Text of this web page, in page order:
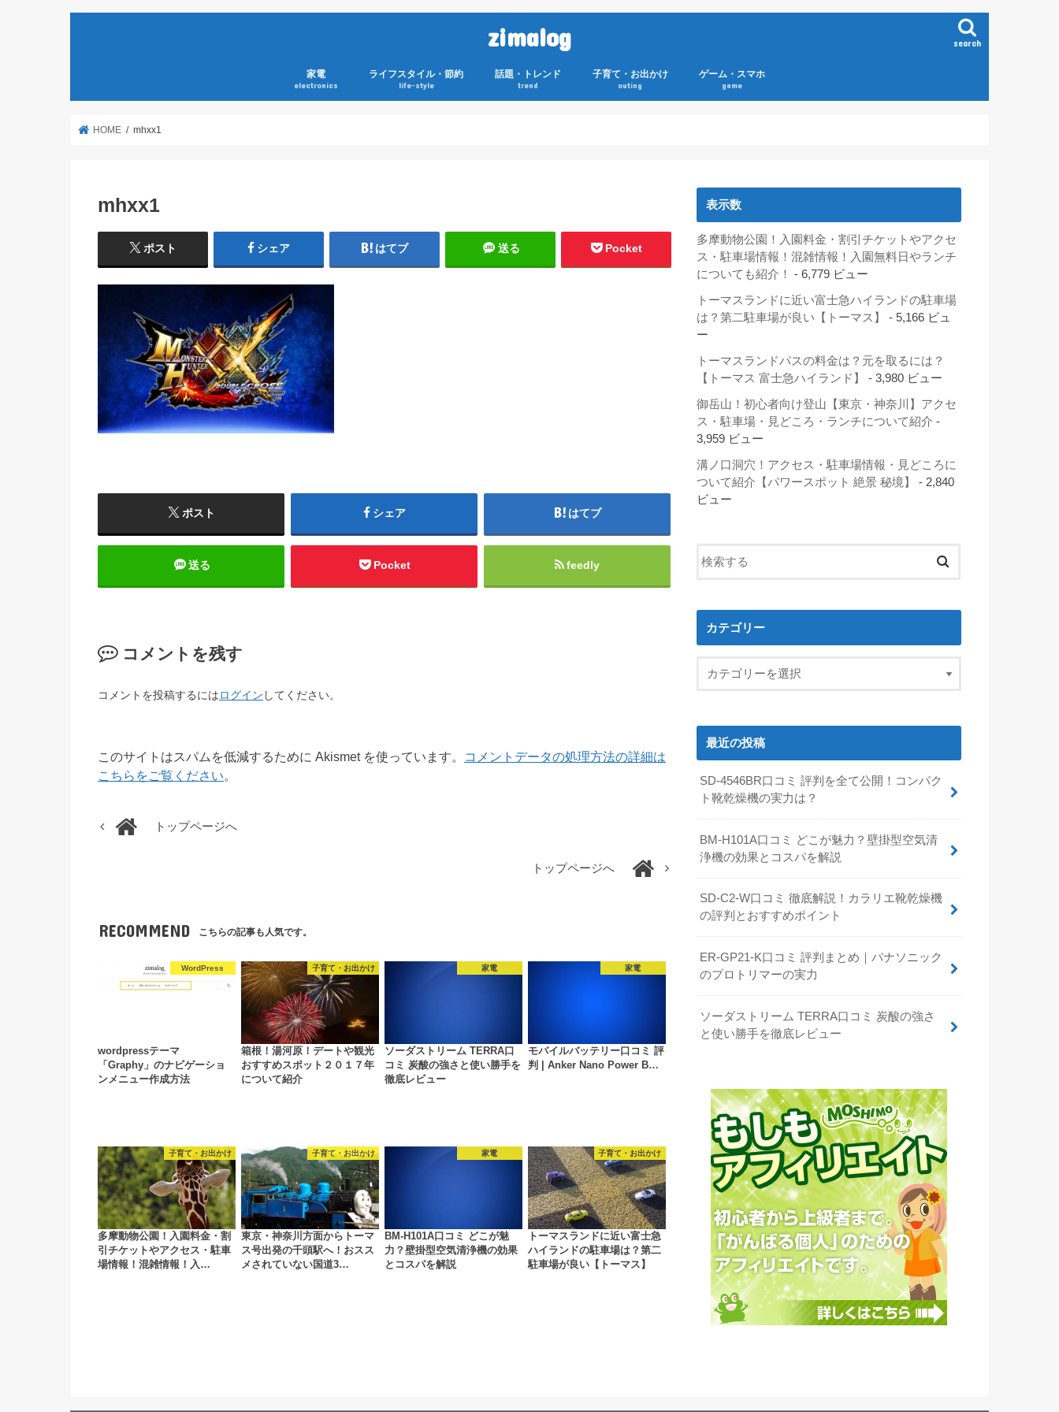
zimalog search
家電
electronics
ライフスタイル・節約
life-style
話題・トレンド
trend
子育て・お出かけ
outing
ゲーム・スマホ
game
HOME mhxx1
mhxx1
ポスト シェア はてブ 送る Pocket
ポスト シェア はてブ
送る Pocket feedly
コメントを残す
コメントを投稿するにはログイン してください。
このサイトはスパムを低減するために Akismet を使っています。
コメントデータの処理方法の詳細は
こちらをご覧ください。
トップページへ
トップページへ
RECOMMEND こちらの記事も人気です。
WordPress
wordpressテーマ
「Graphy」のナビゲーショ
ンメニュー作成方法
子育て・お出かけ
箱根！湯河原！デートや観光
おすすめスポット２０１７年
について紹介
家電
ソーダストリーム TERRA口
コミ 炭酸の強さと使い勝手を
徹底レビュー
家電
モバイルバッテリー口コミ 評
判 | Anker Nano Power B…
子育て・お出かけ
多摩動物公園！入園料金・割
引チケットやアクセス・駐車
場情報！混雑情報！入…
子育て・お出かけ
東京・神奈川方面からトーマ
ス号出発の千頭駅へ！おスス
メされていない国道3…
家電
BM-H101A口コミ どこが魅
力？壁掛型空気清浄機の効果
とコスパを解説
子育て・お出かけ
トーマスランドに近い富士急
ハイランドの駐車場は？第二
駐車場が良い【トーマス】
表示数
多摩動物公園！入園料金・割引チケットやアクセ
ス・駐車場情報！混雑情報！入園無料日やランチ
についても紹介！
- 6,779 ビュー
トーマスランドに近い富士急ハイランドの駐車場
は？第二駐車場が良い【トーマス】
- 5,166 ビュ
ー
トーマスランドパスの料金は？元を取るには？
【トーマス 富士急ハイランド】
- 3,980 ビュー
御岳山！初心者向け登山【東京・神奈川】アクセ
ス・駐車場・見どころ・ランチについて紹介 -
3,959 ビュー
溝ノ口洞穴！アクセス・駐車場情報・見どころに
ついて紹介【パワースポット 絶景 秘境】
- 2,840
ビュー
カテゴリー
最近の投稿
SD-4546BR口コミ 評判を全て公開！コンパク
ト靴乾燥機の実力は？
BM-H101A口コミ どこが魅力？壁掛型空気清
浄機の効果とコスパを解説
SD-C2-W口コミ 徹底解説！カラリエ靴乾燥機
の評判とおすすめポイント
ER-GP21-K口コミ 評判まとめ｜パナソニック
のプロトリマーの実力
ソーダストリーム TERRA口コミ 炭酸の強さ
と使い勝手を徹底レビュー